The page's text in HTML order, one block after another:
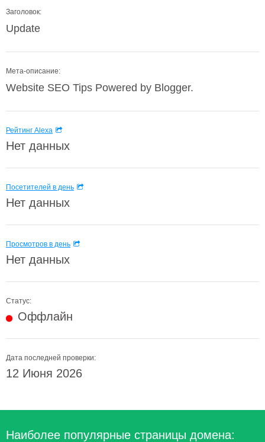
Заголовок:
Update
Мета-описание:
Website SEO Tips Powered by Blogger.
Рейтинг Alexa
Нет данных
Посетителей в день
Нет данных
Просмотров в день
Нет данных
Статус:
Оффлайн
Дата последней проверки:
12 Июня 2026
Наиболее популярные страницы домена: